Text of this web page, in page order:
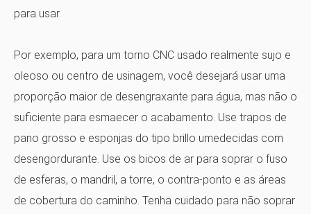
para usar.
Por exemplo, para um torno CNC usado realmente sujo e
oleoso ou centro de usinagem, você desejará usar uma
proporção maior de desengraxante para água, mas não o
suficiente para esmaecer o acabamento. Use trapos de
pano grosso e esponjas do tipo brillo umedecidas com
desengordurante. Use os bicos de ar para soprar o fuso
de esferas, o mandril, a torre, o contra-ponto e as áreas
de cobertura do caminho. Tenha cuidado para não soprar